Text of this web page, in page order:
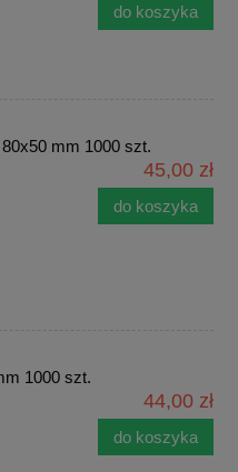
do koszyka
mm 1000 szt.
45,00 zł
do koszyka
1000 szt.
44,00 zł
do koszyka